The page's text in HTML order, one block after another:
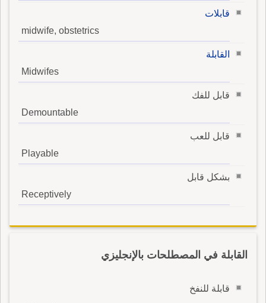
قابلات
midwife, obstetrics
القابلة
Midwifes
قابل للفك
Demountable
قابل للعب
Playable
بشكل قابل
Receptively
القابلة في المصطلحات بالإنجليزي
قابلة للنفخ